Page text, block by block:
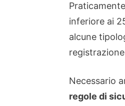
inferiore ai
alcune
Necessario
regole di